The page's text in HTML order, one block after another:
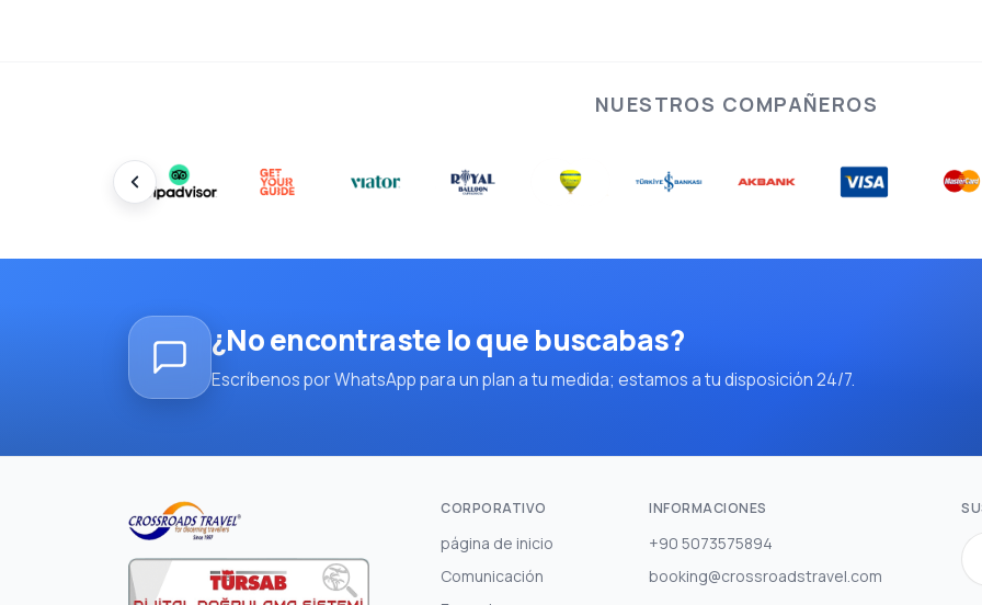
NUESTROS COMPAÑEROS
¿No encontraste lo que buscabas?
Escríbenos por WhatsApp para un plan a tu medida; estamos a tu disposición 24/7.
CORPORATIVO
página de inicio
Comunicación
INFORMACIONES
+90 5073575894
booking@crossroadstravel.com